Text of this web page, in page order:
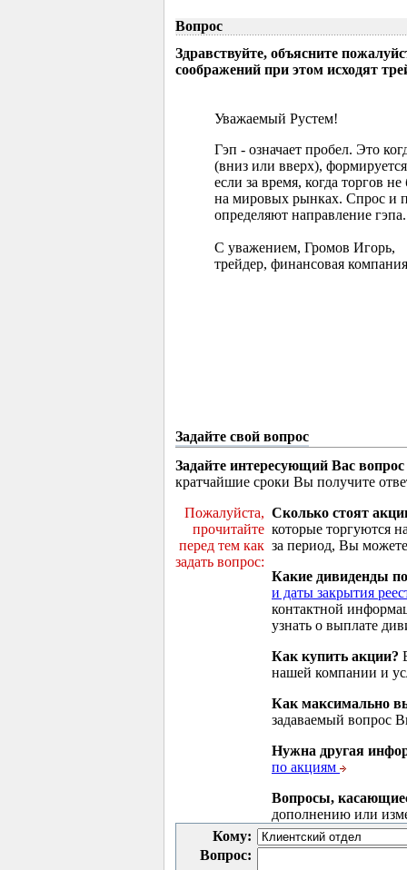
Вопрос
Здравствуйте, объясните
соображений при этом исходят
Уважаемый Рустем!
Гэп - означает пробел. Это
(вниз или вверх),
если за время, когда торгов
на мировых рынках. Спрос и
определяют направление гэпа.
С уважением, Громов Игорь,
трейдер, финансовая
Задайте свой вопрос
Задайте интересующий Вас вопрос
кратчайшие сроки Вы получите
Пожалуйста,
прочитайте
перед тем как
задать вопрос:
Сколько стоят
которые торгуются
за период, Вы
Какие дивиденды
и даты закрытия
контактной
узнать о выплате
Как купить акции?
нашей компании и
Как максимально
задаваемый вопрос
Нужна другая
по акциям
Вопросы,
дополнению или
Кому:
Вопрос: